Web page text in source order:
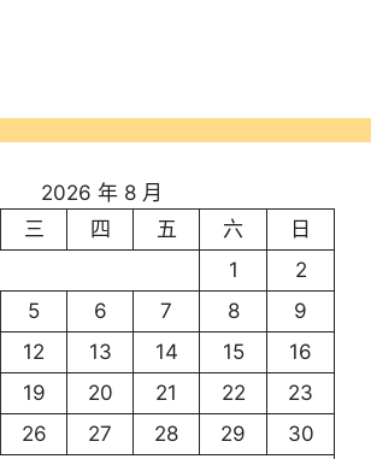
2026 年 8 月
三 四 五 六
日
1
2
5 6 7 8
9
12 13 14 15
16
19 20 21 22
23
26 27 28 29 30